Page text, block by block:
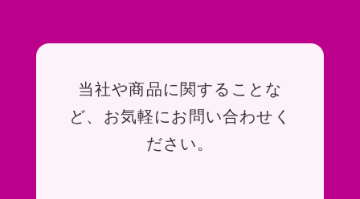
お問い合わせ
当社や商品に関することな
ど、お気軽にお問い合わせく
ださい。